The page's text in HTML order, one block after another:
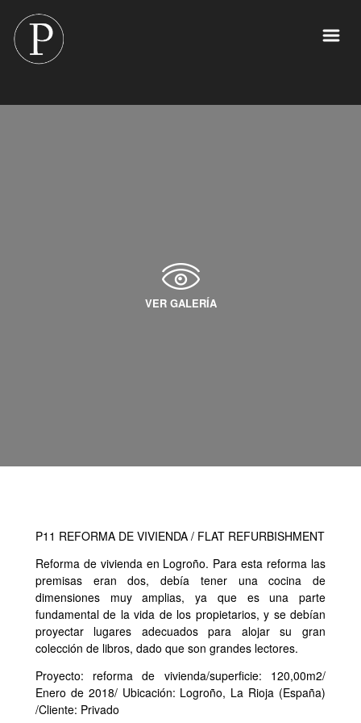
VER GALERÍA
P11 REFORMA DE VIVIENDA / FLAT REFURBISHMENT
Reforma de vivienda en Logroño. Para esta reforma las
premisas eran dos, debía tener una cocina de
dimensiones muy amplias, ya que es una parte
fundamental de la vida de los propietarios, y se debían
proyectar lugares adecuados para alojar su gran
colección de libros, dado que son grandes lectores.
Proyecto: reforma de vivienda/superficie: 120,00m2/
Enero de 2018/ Ubicación: Logroño, La Rioja (España)
/Cliente: Privado